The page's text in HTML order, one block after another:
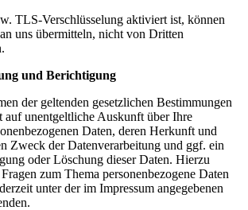
TLS-Verschlüsselung aktiviert ist, können
uns übermitteln, nicht von Dritten
und Berichtigung
der geltenden gesetzlichen Bestimmungen
auf unentgeltliche Auskunft über Ihre
Daten, deren Herkunft und
Zweck der Datenverarbeitung und ggf. ein
oder Löschung dieser Daten. Hierzu
zum Thema personenbezogene Daten
unter der im Impressum angegebenen